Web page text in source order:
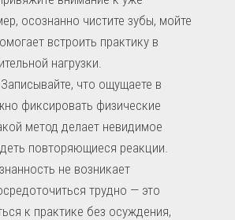
осознанно чистите зубы, мойте
встроить практику в
нагрузки.
Записывайте, что ощущаете в
фиксировать физические
метод делает невидимое
повторяющиеся реакции.
не возникает
трудно — это
к практике без осуждения,